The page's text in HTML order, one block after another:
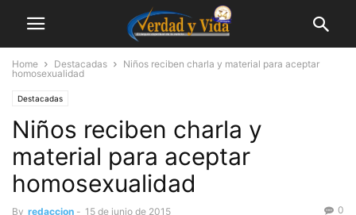
Home Destacadas
Niños reciben charla y material para aceptar
homosexualidad
Destacadas
Niños reciben charla y
material para aceptar
homosexualidad
By redaccion - 15 de junio de 2015 0